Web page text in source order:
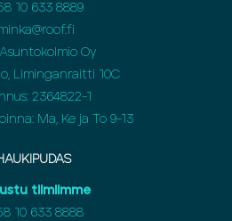
10 633 8889
Oy
Liminganraitti 10C
2364822-1
Ma, Ke ja To 9-13
tiimiimme
10 633 8888